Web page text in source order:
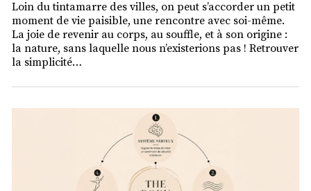
Loin du tintamarre des villes, on peut s’accorder un petit
moment de vie paisible, une rencontre avec soi-même.
La joie de revenir au corps, au souffle, et à son origine :
la nature, sans laquelle nous n’existerions pas ! Retrouver
la simplicité…